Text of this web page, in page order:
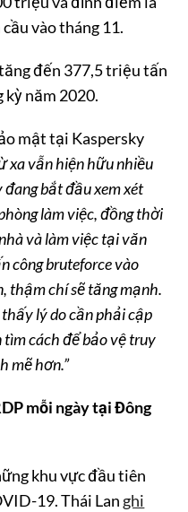
vào tháng 11.
đến 377,5 triệu tấn
kỳ năm 2020.
mật tại Kaspersky
xa vẫn hiện hữu nhiều
bắt đầu xem xét
làm việc, đồng thời
và làm việc tại văn
công bruteforce vào
thậm chí sẽ tăng mạnh.
lý do cần phải cập
cách để bảo vệ truy
mẽ hơn.”
mỗi ngày tại Đông
khu vực đầu tiên
19. Thái Lan ghi